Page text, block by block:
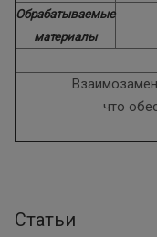
Обрабатываемые
материалы
что
Статьи